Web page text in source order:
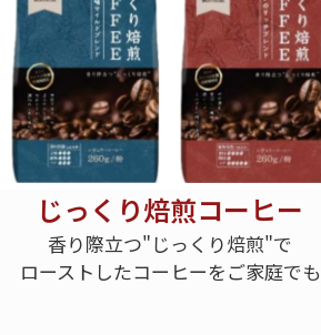
じっくり焙煎コーヒー
香り際立つ"じっくり焙煎"で
ローストしたコーヒーをご家庭でも